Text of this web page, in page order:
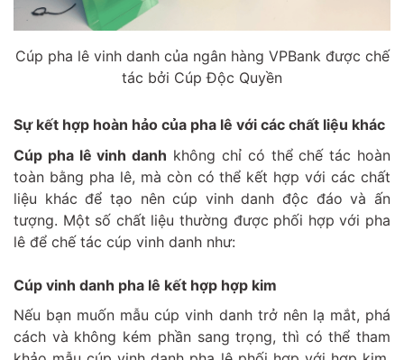
Cúp pha lê vinh danh của ngân hàng VPBank được chế
tác bởi Cúp Độc Quyền
Sự kết hợp hoàn hảo của pha lê với các chất liệu khác
Cúp pha lê vinh danh không chỉ có thể chế tác hoàn
toàn bằng pha lê, mà còn có thể kết hợp với các chất
liệu khác để tạo nên cúp vinh danh độc đáo và ấn
tượng. Một số chất liệu thường được phối hợp với pha
lê để chế tác cúp vinh danh như:
Cúp vinh danh pha lê kết hợp hợp kim
Nếu bạn muốn mẫu cúp vinh danh trở nên lạ mắt, phá
cách và không kém phần sang trọng, thì có thể tham